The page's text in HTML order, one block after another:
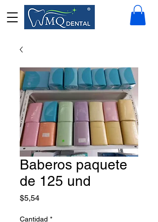
Baberos paquete
de 125 und
$5,54Precio
Cantidad *